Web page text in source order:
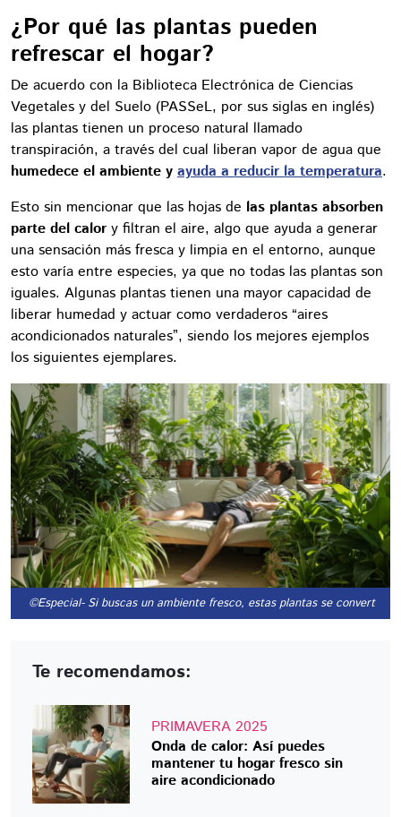
¿Por qué las plantas pueden
refrescar el hogar?
De acuerdo con la Biblioteca Electrónica de Ciencias
Vegetales y del Suelo (PASSeL, por sus siglas en inglés)
las plantas tienen un proceso natural llamado
transpiración, a través del cual liberan vapor de agua que
humedece el ambiente y ayuda a reducir la temperatura.
Esto sin mencionar que las hojas de las plantas absorben
parte del calor y filtran el aire, algo que ayuda a generar
una sensación más fresca y limpia en el entorno, aunque
esto varía entre especies, ya que no todas las plantas son
iguales. Algunas plantas tienen una mayor capacidad de
liberar humedad y actuar como verdaderos “aires
acondicionados naturales”, siendo los mejores ejemplos
los siguientes ejemplares.
©Especial- Si buscas un ambiente fresco, estas plantas se convertirán
Te recomendamos:
PRIMAVERA 2025
Onda de calor: Así puedes
mantener tu hogar fresco sin
aire acondicionado